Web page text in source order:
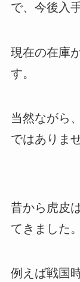
で、今後入
現在の在庫
す。
当然ながら
ではありま
昔から虎皮
てきました。
例えば戦国